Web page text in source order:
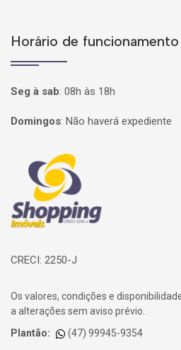
Horário de funcionamento
Seg à sab: 08h às 18h
Domingos: Não haverá expediente
Página inicial
CRECI: 2250-J
Os valores, condições e
a alterações sem aviso prévio.
Plantão:
(47) 99945-9354